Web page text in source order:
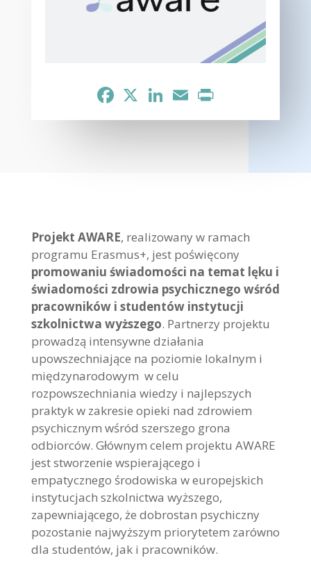
Facebook LinkedInEmail
Projekt AWARE, realizowany w ramach
programu Erasmus+, jest poświęcony
promowaniu świadomości na temat lęku i
świadomości zdrowia psychicznego wśród
pracowników i studentów instytucji
szkolnictwa wyższego. Partnerzy projektu
prowadzą intensywne działania
upowszechniające na poziomie lokalnym i
międzynarodowym w celu
rozpowszechniania wiedzy i najlepszych
praktyk w zakresie opieki nad zdrowiem
psychicznym wśród szerszego grona
odbiorców. Głównym celem projektu AWARE
jest stworzenie wspierającego i
empatycznego środowiska w europejskich
instytucjach szkolnictwa wyższego,
zapewniającego, że dobrostan psychiczny
pozostanie najwyższym priorytetem zarówno
dla studentów, jak i pracowników.